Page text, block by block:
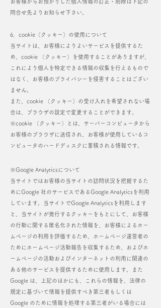
お客様からお預かりした個人情報の訂正・削除は下記の
問合せ先よりお知らせ下さい。
6．cookie（クッキー）の使用について
当サイトは、お客様によりよいサービスを提供するた
め、cookie （クッキー）を使用することがありますが、
これにより個人を特定できる情報の収集を行えるもので
はなく、お客様のプライバシーを侵害することはござい
ません。
また、cookie （クッキー）の受け入れを希望されない場
合は、ブラウザの設定で変更することができます。
※cookie （クッキー）とは、サーバーコンピュータから
お客様のブラウザに送信され、お客様が使用しているコ
ンピュータのハードディスクに蓄積される情報です。​
※Google Analyticsについて
当サイトではお客様の当サイトの訪問状況を把握するた
めにGoogle 社のサービスであるGoogle Analyticsを利用
しています。当サイトでGoogle Analyticsを利用します
と、当サイトが発行するクッキーをもとにして、お客様
の行動に関する匿名化された情報を、お客様によるホー
ムページの利用を評価するため、ホームページ運営者の
ためにホームページ活動報告を収集するため、およびホ
ームページの活動およびインターネットの利用に関連の
ある他のサービスを提供するために使用します。また
Google は、上記のほかにも、これらの情報を、法律の
規定に基づいて情報を提供すべき第三者もしくは
Google のために情報を処理する第三者がいる場合には